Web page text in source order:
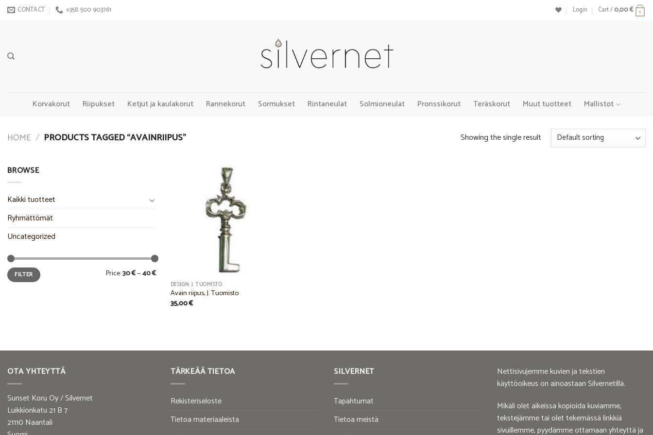
Skip CONTACT +358 500 903761 Login Cart /0,00€ 0
Korvakorut Riipukset Ketjut ja kaulakorut Rannekorut Sormukset Rintaneulat Solmioneulat Pronssikorut Teräskorut Muut tuotteet Mallistot
HOME / PRODUCTS TAGGED “AVAINRIIPUS” Showing the single result
BROWSE
Kaikki tuotteet
Ryhmättömät
Uncategorized
Min
price
Max
priceFILTER Price:30 €—40 €
DESIGN J. TUOMISTO
Avain riipus, J. Tuomisto
35,00€
OTA YHTEYTTÄ
Sunset Koru Oy / Silvernet
Luikkionkatu 21 B 7
21110 Naantali
TÄRKEÄÄ TIETOA
Rekisteriseloste
Tietoa materiaaleista
SILVERNET
Tapahtumat
Tietoa meistä
Nettisivujemme kuvien ja tekstien
käyttöoikeus on ainoastaan Silvernetillä.
Mikäli olet aikeissa kopioida kuviamme,
tekstejämme tai olet tekemässä linkkiä
sivuillemme, pyydämme ottamaan yhteyttä ja